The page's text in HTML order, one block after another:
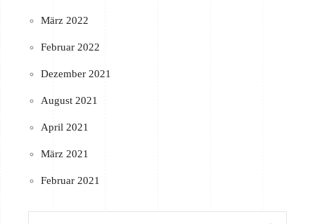
März 2022
Februar 2022
Dezember 2021
August 2021
April 2021
März 2021
Februar 2021